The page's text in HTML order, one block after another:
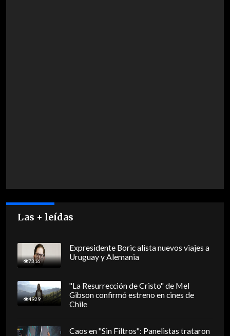
Las + leídas
7316
Expresidente Boric alista nuevos viajes a
Uruguay y Alemania
4929
"La Resurrección de Cristo" de Mel
Gibson confirmó estreno en cines de
Chile
Caos en "Sin Filtros": Panelistas trataron